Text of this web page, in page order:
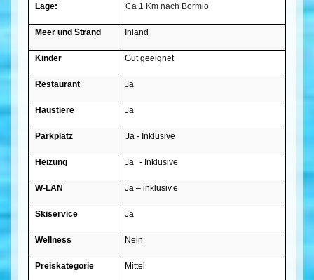
Lage: Ca 1 Km nach Bormio
Meer und Strand Inland
Kinder Gut geeignet
Restaurant Ja
Haustiere Ja
Parkplatz Ja - Inklusive
Heizung Ja - Inklusive
W-LAN Ja – inklusive
Skiservice Ja
Wellness Nein
Preiskategorie Mittel